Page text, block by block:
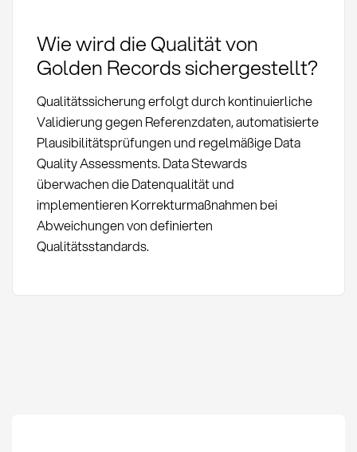
Wie wird die Qualität von
Golden Records sichergestellt?
Qualitätssicherung erfolgt durch kontinuierliche
Validierung gegen Referenzdaten, automatisierte
Plausibilitätsprüfungen und regelmäßige Data
Quality Assessments. Data Stewards
überwachen die Datenqualität und
implementieren Korrekturmaßnahmen bei
Abweichungen von definierten
Qualitätsstandards.